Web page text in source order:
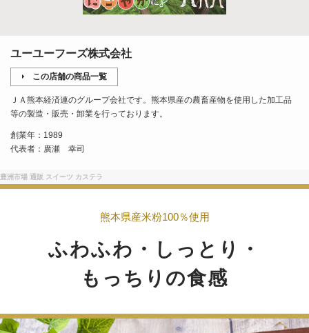
ユーユーフーズ株式会社
この店舗の商品一覧
ＪＡ熊本経済連のグループ会社です。熊本県産の農畜産物を使用した加工品
等の製造・販売・卸業を行っております。
創業年：1989
代表者：廣瀬 幸司
豊洲市場 通販 スイーツ カステラ
熊本県産米粉100％使用
ふわふわ・しっとり・
もっちりの食感